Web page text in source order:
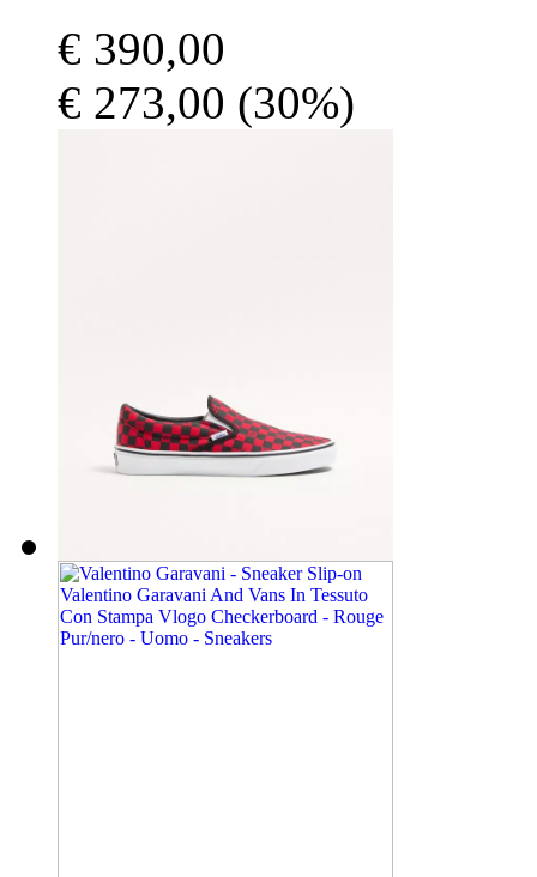
€ 390,00
€ 273,00 (30%)